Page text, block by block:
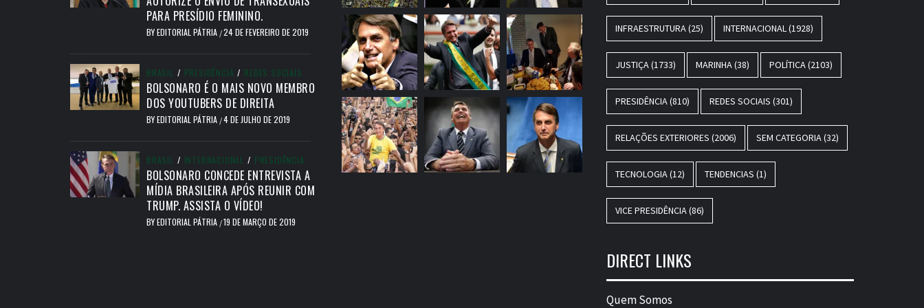
PARA PRESÍDIO FEMININO.
BYEDITORIAL PÁTRIA /24 DE FEVEREIRO DE 2019
BRASIL / PRESIDÊNCIA / REDES SOCIAIS
BOLSONARO É O MAIS NOVO MEMBRO
DOS YOUTUBERS DE DIREITA
BYEDITORIAL PÁTRIA /4 DE JULHO DE 2019
BRASIL / INTERNACIONAL / PRESIDÊNCIA
BOLSONARO CONCEDE ENTREVISTA A
MÍDIA BRASILEIRA APÓS REUNIR COM
TRUMP. ASSISTA O VÍDEO!
BYEDITORIAL PÁTRIA /19 DE MARÇO DE 2019
INFRAESTRUTURA(25) INTERNACIONAL(1928)
JUSTIÇA(1733) MARINHA(38) POLÍTICA(2103)
PRESIDÊNCIA(810) REDES SOCIAIS (301)
RELAÇÕES EXTERIORES (2006) SEM CATEGORIA(32)
TECNOLOGIA(12) TENDENCIAS (1)
VICE PRESIDÊNCIA(86)
DIRECT LINKS
Quem Somos